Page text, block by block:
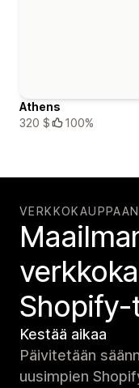
Athens
320 $
100%
Kestää aikaa
Päivitetään
uusimpien